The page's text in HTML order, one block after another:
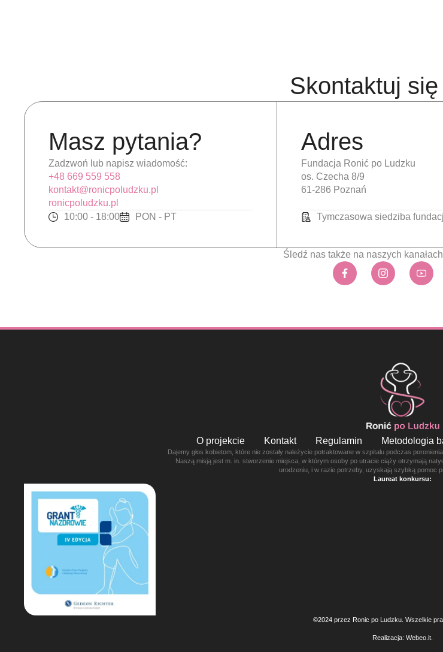
Skontaktuj
Masz pytania?
Zadzwoń lub napisz wiadomość:
+48 669 559 558
kontakt@ronicpoludzku.pl
ronicpoludzku.pl
10:00 - 18:00
PON - PT
Adres
Fundacja Ronić po Ludzku
os. Czecha 8/9
61-286 Poznań
Tymczasowa siedziba
Śledź nas także na naszych
O projekcie Kontakt Regulamin Metodologia
Dajemy głos kobietom, które nie zostały należycie potraktowane w szpitalu podczas
Naszą misją jest m. in. stworzenie miejsca, w którym osoby po utracie ciąży otrzymają
urodzeniu, i w razie potrzeby, uzyskają szybką pomoc
Laureat konkursu:
©2024 przez Ronic po Ludzku. Wszelkie
Realizacja: Webeo.it.